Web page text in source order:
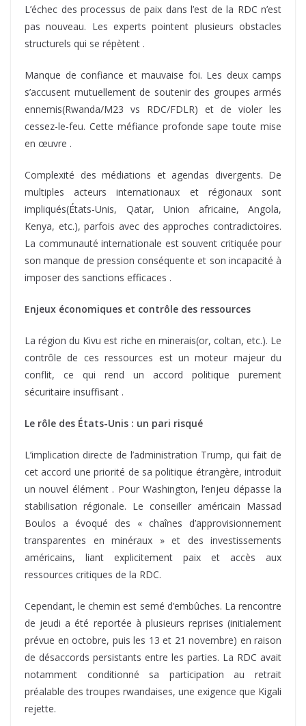
L’échec des processus de paix dans l’est de la RDC n’est
pas nouveau. Les experts pointent plusieurs obstacles
structurels qui se répètent .
Manque de confiance et mauvaise foi. Les deux camps
s’accusent mutuellement de soutenir des groupes armés
ennemis(Rwanda/M23 vs RDC/FDLR) et de violer les
cessez-le-feu. Cette méfiance profonde sape toute mise
en œuvre .
Complexité des médiations et agendas divergents. De
multiples acteurs internationaux et régionaux sont
impliqués(États-Unis, Qatar, Union africaine, Angola,
Kenya, etc.), parfois avec des approches contradictoires.
La communauté internationale est souvent critiquée pour
son manque de pression conséquente et son incapacité à
imposer des sanctions efficaces .
Enjeux économiques et contrôle des ressources
La région du Kivu est riche en minerais(or, coltan, etc.). Le
contrôle de ces ressources est un moteur majeur du
conflit, ce qui rend un accord politique purement
sécuritaire insuffisant .
Le rôle des États-Unis : un pari risqué
L’implication directe de l’administration Trump, qui fait de
cet accord une priorité de sa politique étrangère, introduit
un nouvel élément . Pour Washington, l’enjeu dépasse la
stabilisation régionale. Le conseiller américain Massad
Boulos a évoqué des « chaînes d’approvisionnement
transparentes en minéraux » et des investissements
américains, liant explicitement paix et accès aux
ressources critiques de la RDC.
Cependant, le chemin est semé d’embûches. La rencontre
de jeudi a été reportée à plusieurs reprises (initialement
prévue en octobre, puis les 13 et 21 novembre) en raison
de désaccords persistants entre les parties. La RDC avait
notamment conditionné sa participation au retrait
préalable des troupes rwandaises, une exigence que Kigali
rejette.